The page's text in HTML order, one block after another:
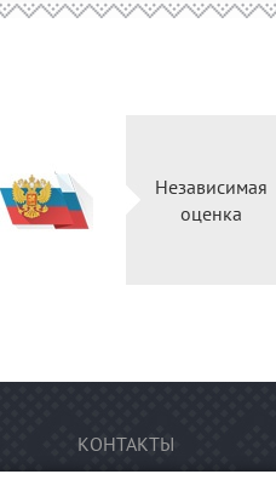
Независимая
оценка
КОНТАКТЫ